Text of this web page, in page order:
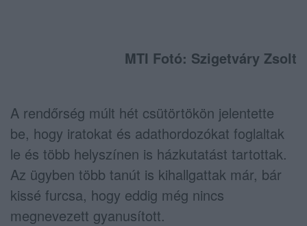
MTI Fotó: Szigetváry Zsolt
A rendőrség múlt hét csütörtökön jelentette
be, hogy iratokat és adathordozókat foglaltak
le és több helyszínen is házkutatást tartottak.
Az ügyben több tanút is kihallgattak már, bár
kissé furcsa, hogy eddig még nincs
megnevezett gyanusított.